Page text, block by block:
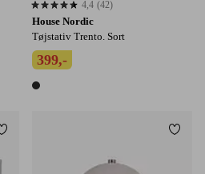
House Nordic
Tøjstativ Trento. Sort
399,-
1 farve
4,4 baseret på 42 bedømmelser
4,4 (42)
Tilføj til favoritter